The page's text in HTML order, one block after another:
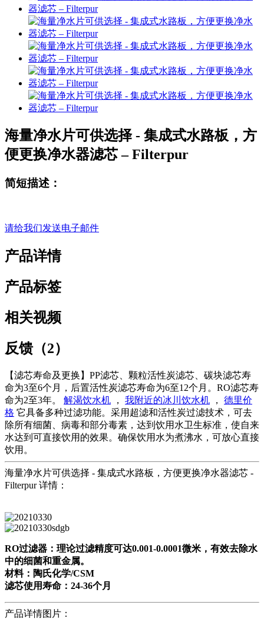
海量净水片可供选择 - 集成式水路板，方
便更换净水器滤芯 – Filterpur
简短描述：
请给我们发送电子邮件
产品详情
产品标签
相关视频
反馈（2）
【滤芯寿命及更换】PP滤芯、颗粒活性炭滤芯、碳块滤芯寿
命为3至6个月，后置活性炭滤芯寿命为6至12个月。RO滤芯寿
命为2至3年。 解渴饮水机 ， 我附近的冰川饮水机 ， 德里价
格 它具备多种过滤功能。采用超滤和活性炭过滤技术，可去
除所有细菌、病毒和部分毒素，达到饮用水卫生标准，使自来
水达到可直接饮用的效果。确保饮用水为煮沸水，可放心直接
饮用。
海量净水片可供选择 - 集成式水路板，方便更换净水器滤芯 -
Filterpur 详情：
RO过滤器：理论过滤精度可达0.001-0.0001微米，有效去除水
中的细菌和重金属。
材料：陶氏化学/CSM
滤芯使用寿命：24-36个月
产品详情图片：